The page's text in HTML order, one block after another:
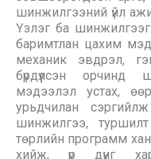
шинжилгээний үйл
Үзлэг ба
баримтлан цахим
механик эвдрэл,
бүрдүүлсэн
мэдээлэл устах,
урьдчилан
шинжилгээ,
төрлийн программ
хийж, үр дүнг